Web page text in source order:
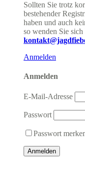
Sollten Sie trotz
bestehender
haben und auch
so wenden Sie
Anmelden
Anmelden
E-Mail-Adresse
Passwort
Passwort
Anmelden